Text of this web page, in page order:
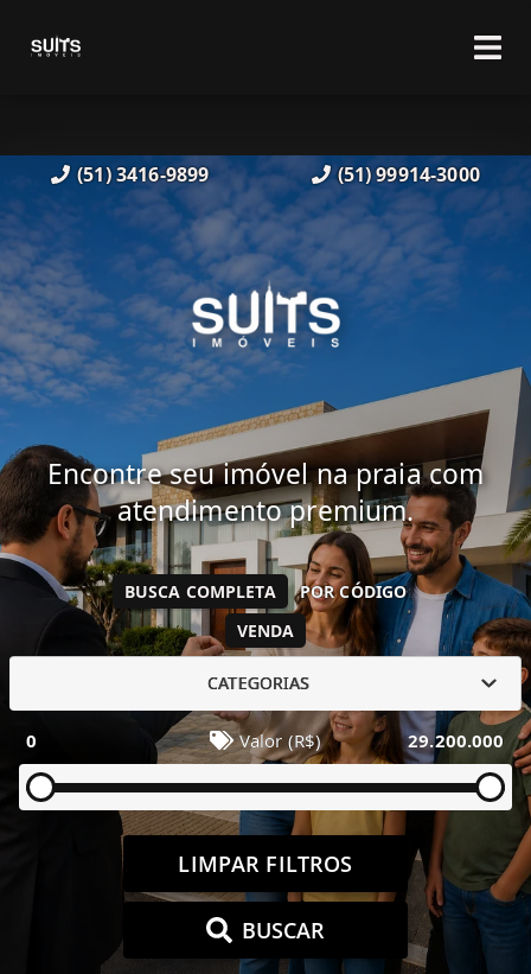
(51) 3416-9899 (51) 99914-3000
Encontre seu imóvel na praia com
atendimento premium.
VENDA
BUSCA COMPLETA POR CÓDIGO
CATEGORIAS
0 Valor (R$) 29.200.000
LIMPAR FILTROS
BUSCAR